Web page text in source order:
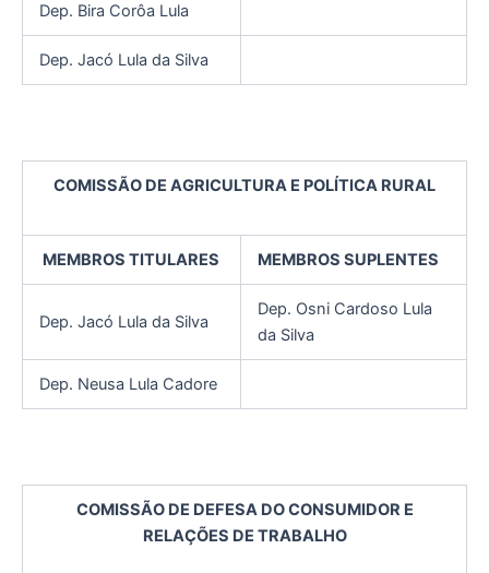
Dep. Bira Corôa Lula
Dep. Jacó Lula da Silva
COMISSÃO DE AGRICULTURA E POLÍTICA RURAL
MEMBROS TITULARES MEMBROS SUPLENTES
Dep. Jacó Lula da Silva
Dep. Osni Cardoso Lula
da Silva
Dep. Neusa Lula Cadore
COMISSÃO DE DEFESA DO CONSUMIDOR E
RELAÇÕES DE TRABALHO